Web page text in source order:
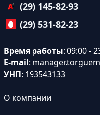
(29) 145-82-93
(29) 531-82-23
Время работы: 09:00 -
E-mail:
УНП: 193543133
О компании